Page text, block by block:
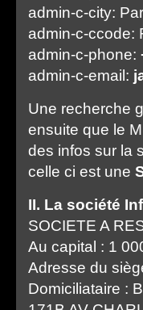
admin-c-city:
admin-c-ccode:
admin-c-phone:
admin-c-email:
Une recherche
ensuite que le
des infos sur la
celle ci est une
II. La société
SOCIETE A
Au capital : 1
Adresse du
Domiciliataire :